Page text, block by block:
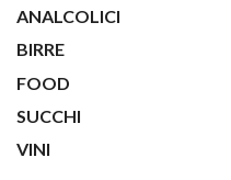
ANALCOLICI
BIRRE
FOOD
SUCCHI
VINI